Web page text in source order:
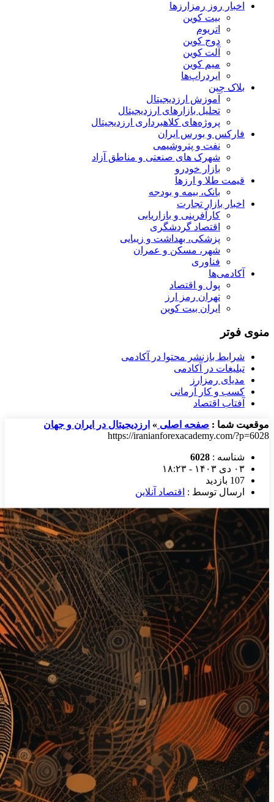
اخبار روز رمزارزها
بیت کوین
اتریوم
دوج کوین
آلت کوین
میم کوین‌
ایردراپ‌ها
بلاک چین
آموزش ارزدیجیتال
تحلیل بازارهای ارزدیجیتال
پروژه‌های کلاهبرداری ارزدیجیتال
فارکس و بورس ایران
نفت و پتروشیمی
شهرک های صنعتی و مناطق آزاد
بازار خودرو
قیمت طلا و ارزها
بانک، بیمه و بودجه
اخبار بازار تجارت
کارآفرینی و بازاریابی
اقتصاد گردشگری
پزشکی، بهداشت و زیبایی
شهر، مسکن و عمران
فناوری
آکادمی‌ها
پول و اقتصاد
تهران رمز ارز
ایران بیت کوین
منوی فوتر
شرایط بازنشر محتوا در آکادمی
تبلیغات در آکادمی
مدیای رمزارز
کسب و کار آرمانی
آفتاب اقتصاد
موقعیت شما : صفحه اصلی » ارزدیجیتال در ایران و جهان
https://iranianforexacademy.com/?p=6028
شناسه : 6028
۰۳ دی ۱۴۰۳ - ۱۸:۲۳
107 بازدید
ارسال توسط : اقتصاد آنلاین